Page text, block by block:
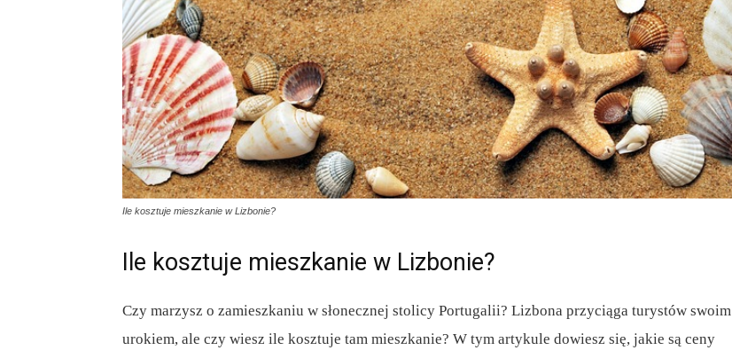
Ile kosztuje mieszkanie w Lizbonie?
Ile kosztuje mieszkanie w Lizbonie?
Czy marzysz o zamieszkaniu w słonecznej stolicy Portugalii? Lizbona przyciąga turystów swoim
urokiem, ale czy wiesz ile kosztuje tam mieszkanie? W tym artykule dowiesz się, jakie są ceny